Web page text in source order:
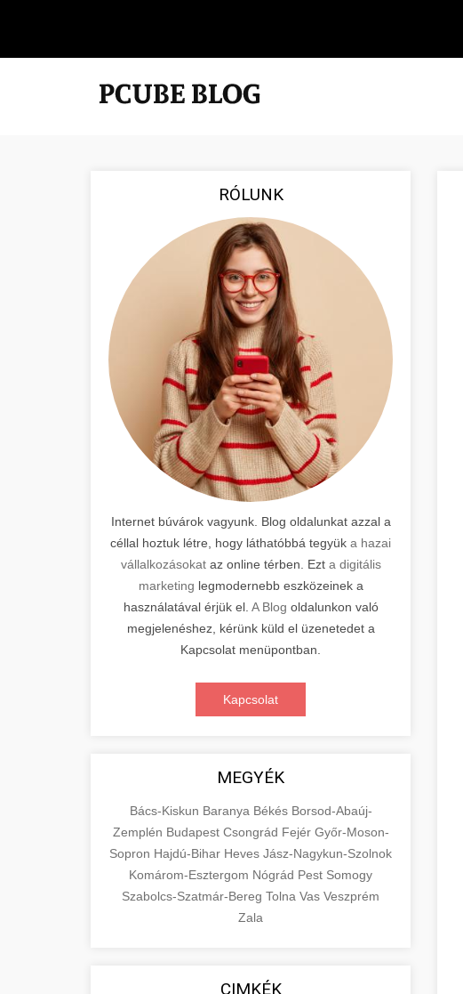
RÓLUNK
Internet búvárok vagyunk. Blog oldalunkat azzal a
céllal hoztuk létre, hogy láthatóbbá tegyük a hazai
vállalkozásokataz online térben. Ezt a digitális
marketing legmodernebb eszközeinek a
használatával érjük el. A Blog oldalunkon való
megjelenéshez, kérünk küld el üzenetedet a
Kapcsolat menüpontban.
Kapcsolat
MEGYÉK
Bács-Kiskun Baranya Békés Borsod-Abaúj-
Zemplén Budapest Csongrád Fejér Győr-Moson-
Sopron Hajdú-Bihar Heves Jász-Nagykun-Szolnok
Komárom-Esztergom Nógrád Pest Somogy
Szabolcs-Szatmár-Bereg Tolna Vas Veszprém
Zala
CIMKÉK